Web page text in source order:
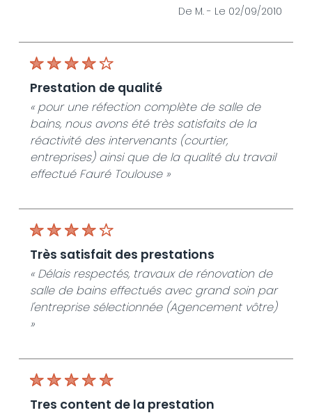
De M. - Le 02/09/2010
prestation de qualité
« pour une réfection complète de salle de
bains, nous avons été très satisfaits de la
réactivité des intervenants (courtier,
entreprises) ainsi que de la qualité du travail
effectué Fauré Toulouse »
très satisfait des prestations
« Délais respectés, travaux de rénovation de
salle de bains effectués avec grand soin par
l'entreprise sélectionnée (Agencement vôtre)
»
tres content de la prestation